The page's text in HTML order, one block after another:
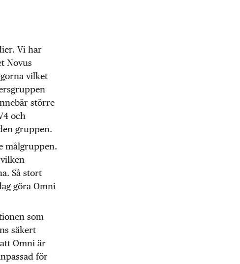
Vi har
Novus
vilket
större
och
gruppen.
målgruppen.
Så stort
göra Omni
som
säkert
Omni är
för